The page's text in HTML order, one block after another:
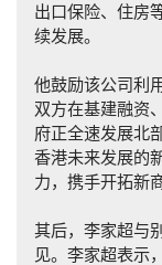
出口保险、住房
续发展。
他鼓励该公司利
双方在基建融资
府正全速发展北
香港未来发展的
力，携手开拓新
其后，李家超与
见。李家超表示